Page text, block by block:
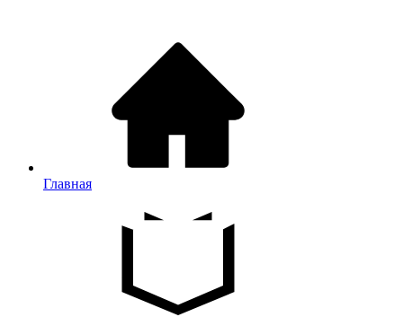
Главная